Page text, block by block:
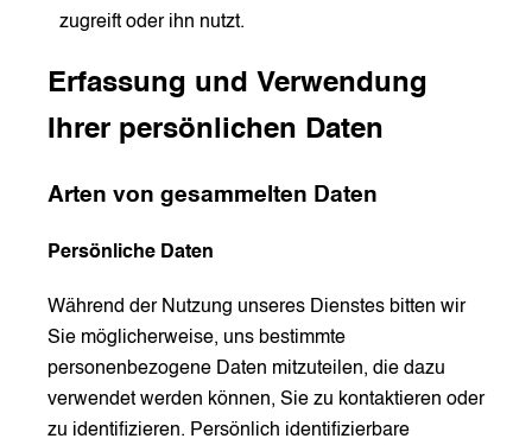
zugreift oder ihn nutzt.
Erfassung und Verwendung
Ihrer persönlichen Daten
Arten von gesammelten Daten
Persönliche Daten
Während der Nutzung unseres Dienstes bitten wir
Sie möglicherweise, uns bestimmte
personenbezogene Daten mitzuteilen, die dazu
verwendet werden können, Sie zu kontaktieren oder
zu identifizieren. Persönlich identifizierbare